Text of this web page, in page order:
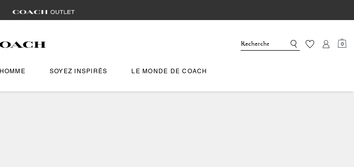
0
HOMME SOYEZ INSPIRÉS LE MONDE DE COACH